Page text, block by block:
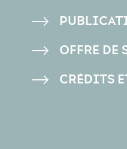
OFFRE DE
CRÉDITS